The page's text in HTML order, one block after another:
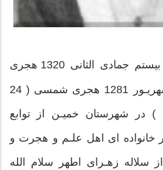
در روز بيستم جمادى الثانى 1320 هجرى
قمرى مطابق با 30 شهريـور 1281 هجرى شمسى ( 24
1902 ميلادى ) در شهرستان خميـن از توابع
خانواده اى اهل علـم و هجرت و
سلاله زهـراى اطهر سلام الله